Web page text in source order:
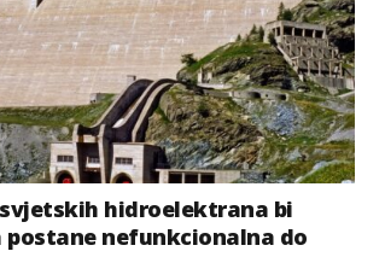
hidroelektrana bi
postane nefunkcionalna do
Svjetske cijene hrane
ponovo porasle, evo i šta je
najviše poskupjelo